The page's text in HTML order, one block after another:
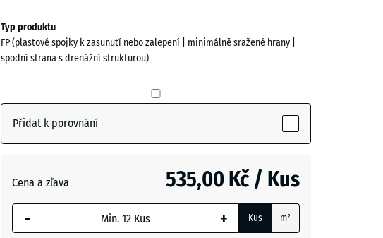
Zobrazit
paletu
(active)
trávník
Atlantik
Typ produktu
FP (plastové spojky k zasunutí nebo zalepení | minimálně sražené hrany |
spodní strana s drenážní strukturou)
Přidat k porovnání
Cena a zľava 535,00 Kč / Kus
- + Kus m²